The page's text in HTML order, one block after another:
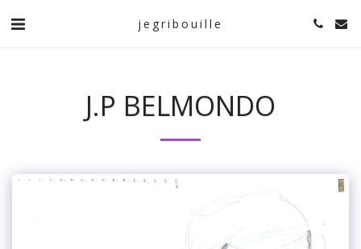
jegribouille
J.P BELMONDO